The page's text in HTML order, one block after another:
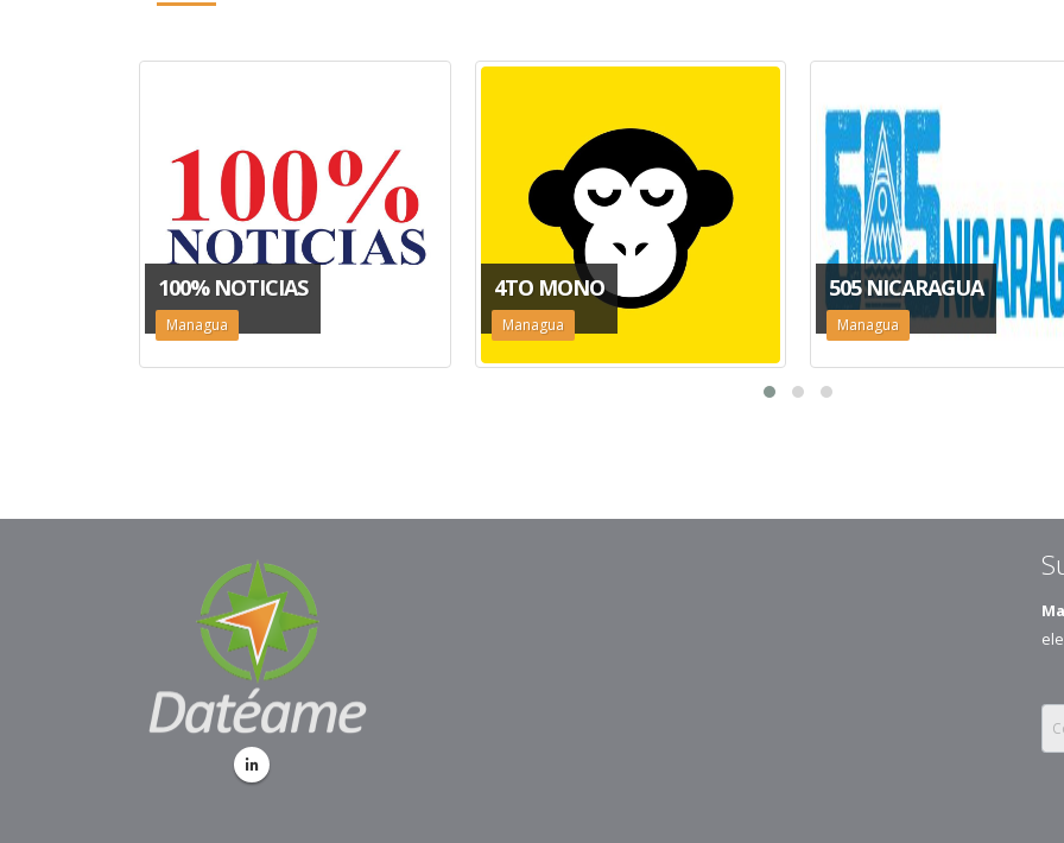
100% NOTICIAS
Managua
4TO MONO
Managua
505 NICARAGUA
Managua